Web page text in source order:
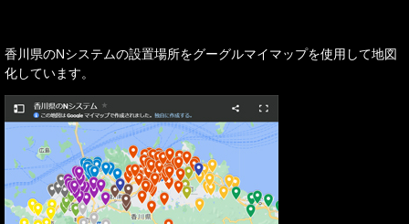
香川県のNシステムの設置場所をグーグルマイマップを使用して地図
化しています。